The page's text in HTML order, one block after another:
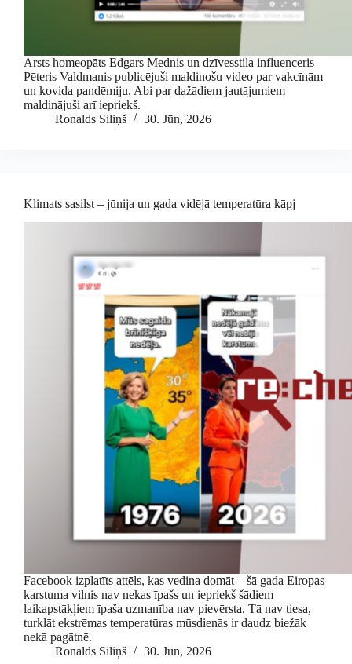
Ārsts homeopāts Edgars Mednis un dzīvesstila influenceris
Pēteris Valdmanis publicējuši maldinošu video par vakcīnām
un kovida pandēmiju. Abi par dažādiem jautājumiem
maldinājuši arī iepriekš.
Ronalds Siliņš
30. Jūn, 2026
Klimats sasilst – jūnija un gada vidējā temperatūra kāpj
Facebook izplatīts attēls, kas vedina domāt – šā gada Eiropas
karstuma vilnis nav nekas īpašs un iepriekš šādiem
laikapstākļiem īpaša uzmanība nav pievērsta. Tā nav tiesa,
turklāt ekstrēmas temperatūras mūsdienās ir daudz biežāk
nekā pagātnē.
Ronalds Siliņš
30. Jūn, 2026